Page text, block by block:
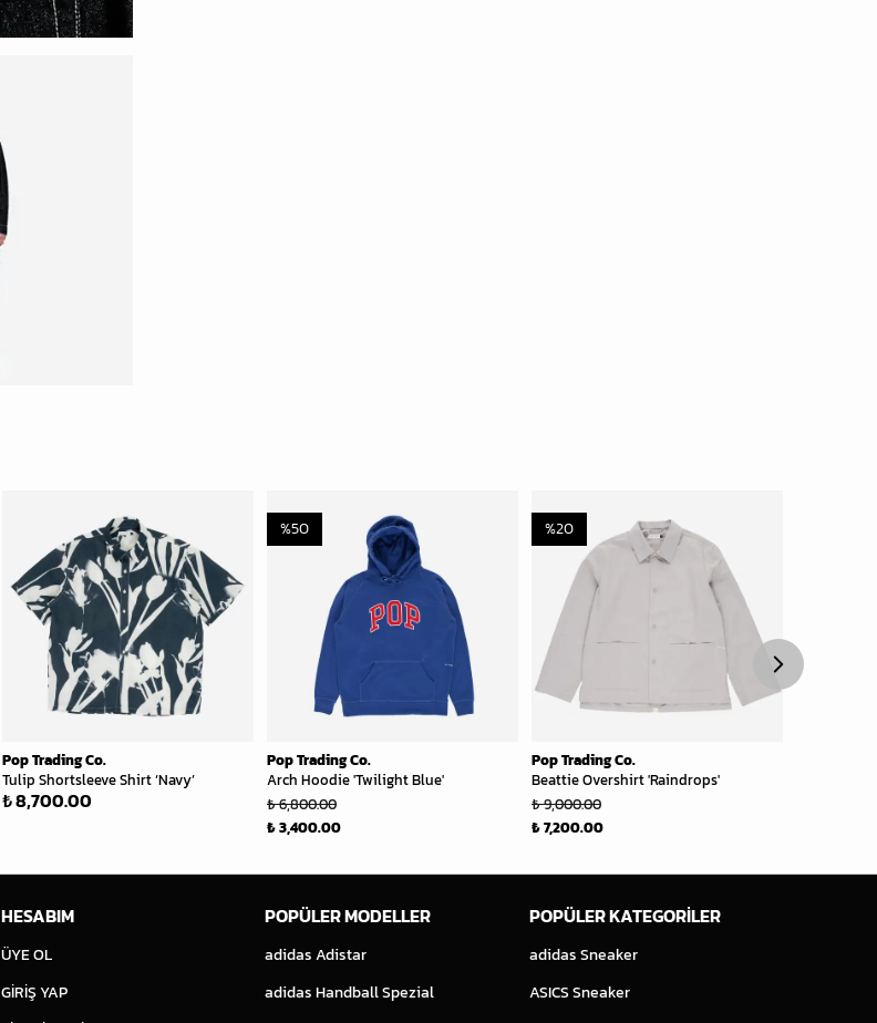
Pop Trading Co.
Tulip Shortsleeve Shirt ‘Navy’
₺ 8,700.00
Pop Trading Co.
Arch Hoodie 'Twilight Blue'
%50
₺ 6,800.00
₺ 3,400.00
Pop Trading Co.
Beattie Overshirt 'Raindrops'
%20
₺ 9,000.00
₺ 7,200.00
HESABIM
ÜYE OL
GİRİŞ YAP
POPÜLER MODELLER
adidas Adistar
adidas Handball Spezial
POPÜLER KATEGORİLER
adidas Sneaker
ASICS Sneaker